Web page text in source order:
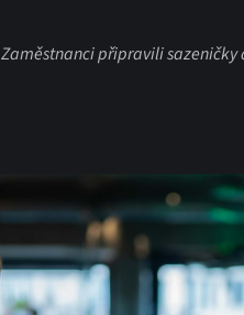
Zaměstnanci připravili